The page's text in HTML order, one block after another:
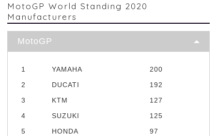
MotoGP World Standing 2020
Manufacturers
MotoGP
1 YAMAHA
200
2
DUCATI
192
3
KTM
127
4
SUZUKI
125
5
HONDA
97